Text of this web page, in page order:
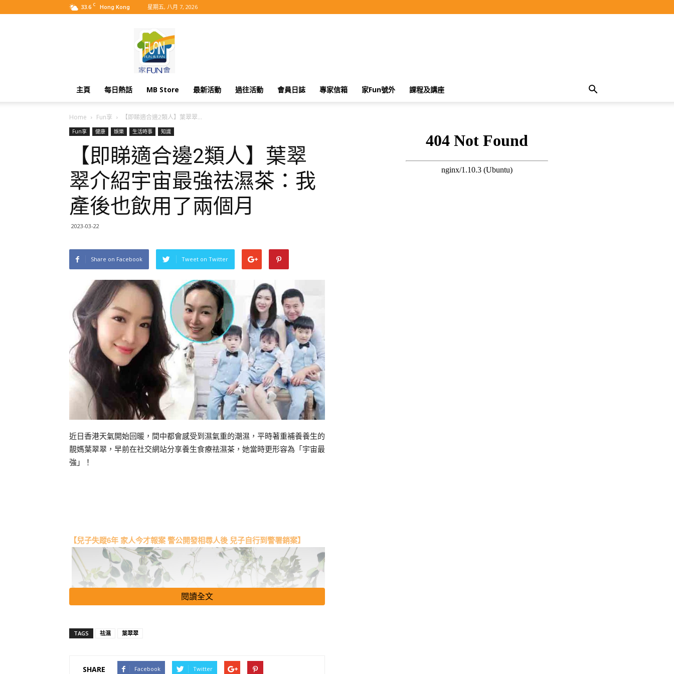
33.6 C Hong Kong 星期五, 八月 7, 2026
主頁 每日熱話 MB Store 最新活動 過往活動 會員日誌 專家信箱 家Fun號外 課程及講座
Home Fun享 【即睇適合邊2類人】葉翠翠...
Fun享 健康 娛樂 生活時事 知識
【即睇適合邊2類人】葉翠
翠介紹宇宙最強祛濕茶：我
產後也飲用了兩個月
2023-03-22
Share on Facebook Tweet on Twitter
近日香港天氣開始回暖，間中都會感受到濕氣重的潮濕，平時著重補養養生的
靚媽葉翠翠，早前在社交網站分享養生食療祛濕茶，她當時更形容為「宇宙最
強」！
【兒子失蹤6年 家人今才報案 警公開發相尋人後 兒子自行到警署銷案】
閱讀全文
TAGS 祛濕 葉翠翠
SHARE Facebook Twitter